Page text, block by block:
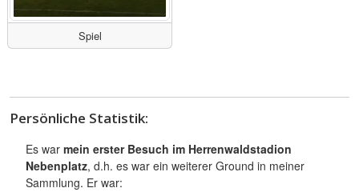
Spiel
Persönliche Statistik:
Es war mein erster Besuch im Herrenwaldstadion
Nebenplatz, d.h. es war ein weiterer Ground in meiner
Sammlung. Er war: